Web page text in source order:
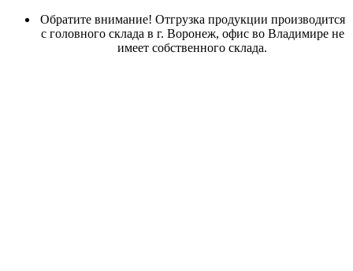
Обратите внимание! Отгрузка продукции производится
с головного склада в г. Воронеж, офис во Владимире не
имеет собственного склада.